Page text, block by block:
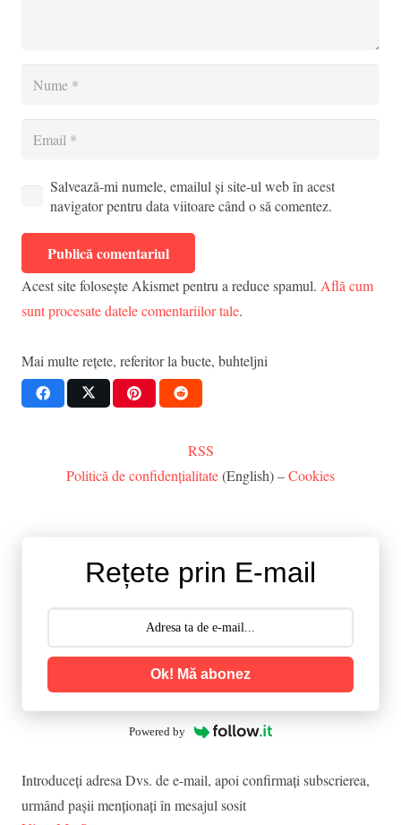
Salvează-mi numele, emailul și site-ul web în acest
navigator pentru data viitoare când o să comentez.
Publică comentariul
Acest site folosește Akismet pentru a reduce spamul. Află cum
sunt procesate datele comentariilor tale.
Mai multe rețete, referitor la bucte, buhteljni
RSS
Politică de confidențialitate(English) –Cookies
Rețete prin E-mail
Ok! Mă abonez
Powered by
Introduceţi adresa Dvs. de e-mail, apoi confirmaţi subscrierea,
urmând paşii menţionaţi în mesajul sosit